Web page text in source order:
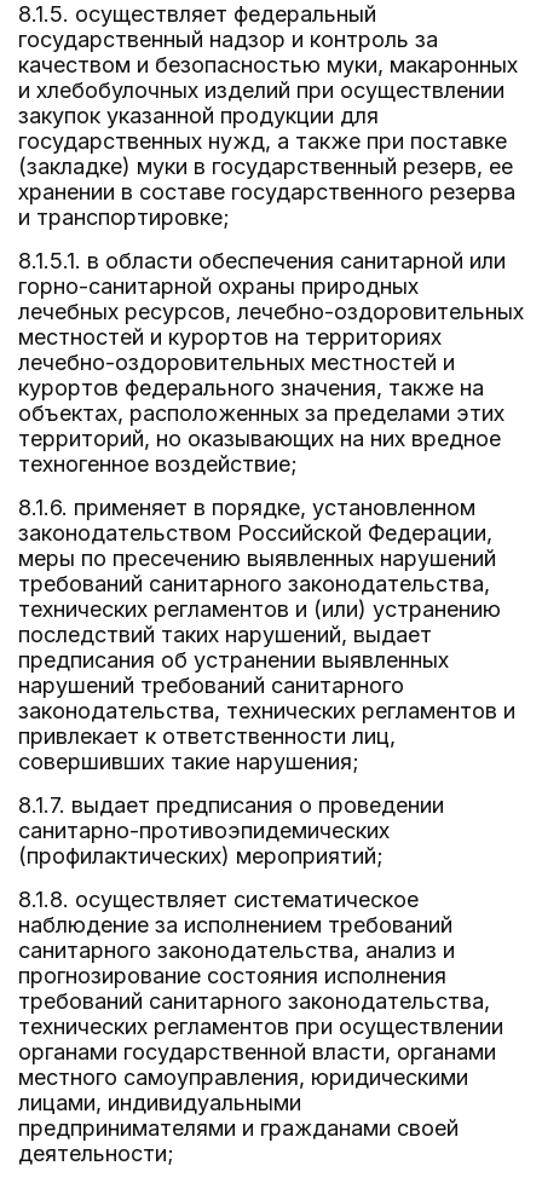
8.1.5. осуществляет федеральный
государственный надзор и контроль за
качеством и безопасностью муки, макаронных
и хлебобулочных изделий при осуществлении
закупок указанной продукции для
государственных нужд, а также при поставке
(закладке) муки в государственный резерв, ее
хранении в составе государственного резерва
и транспортировке;
8.1.5.1. в области обеспечения санитарной или
горно-санитарной охраны природных
лечебных ресурсов, лечебно-оздоровительных
местностей и курортов на территориях
лечебно-оздоровительных местностей и
курортов федерального значения, также на
объектах, расположенных за пределами этих
территорий, но оказывающих на них вредное
техногенное воздействие;
8.1.6. применяет в порядке, установленном
законодательством Российской Федерации,
меры по пресечению выявленных нарушений
требований санитарного законодательства,
технических регламентов и (или) устранению
последствий таких нарушений, выдает
предписания об устранении выявленных
нарушений требований санитарного
законодательства, технических регламентов и
привлекает к ответственности лиц,
совершивших такие нарушения;
8.1.7. выдает предписания о проведении
санитарно-противоэпидемических
(профилактических) мероприятий;
8.1.8. осуществляет систематическое
наблюдение за исполнением требований
санитарного законодательства, анализ и
прогнозирование состояния исполнения
требований санитарного законодательства,
технических регламентов при осуществлении
органами государственной власти, органами
местного самоуправления, юридическими
лицами, индивидуальными
предпринимателями и гражданами своей
деятельности;